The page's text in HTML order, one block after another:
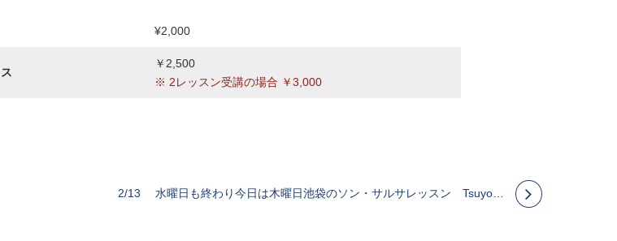
¥2,000
￥2,500
※ 2レッスン受講の場合 ￥3,000
2/13 水曜日も終わり今日は木曜日池袋のソン・サルサレッスン Tsuyoshi のキューバンサルサスクール